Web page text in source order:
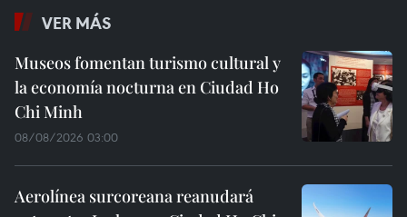
VER MÁS
Museos fomentan turismo cultural y
la economía nocturna en Ciudad Ho
Chi Minh
08/08/2026 03:00
Aerolínea surcoreana reanudará